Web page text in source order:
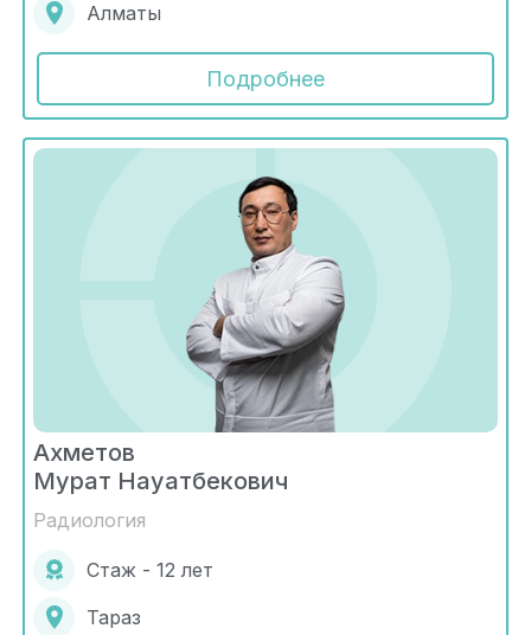
Алматы
Подробнее
Ахметов
Мурат Науатбекович
Радиология
Стаж - 12 лет
Тараз